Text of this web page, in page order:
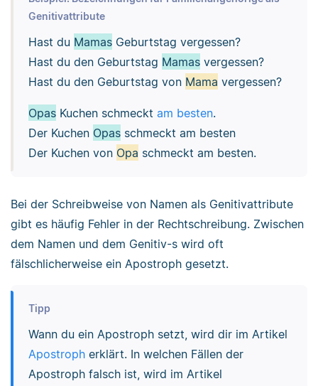
Genitivattribute
Hast du MamasGeburtstag vergessen?
Hast du den Geburtstag Mamasvergessen?
Hast du den Geburtstag von Mama vergessen?
OpasKuchen schmeckt am besten.
Der Kuchen Opasschmeckt am besten
Der Kuchen von Opa schmeckt am besten.
Bei der Schreibweise von Namen als Genitivattribute
gibt es häufig Fehler in der Rechtschreibung. Zwischen
dem Namen und dem Genitiv-s wird oft
fälschlicherweise ein Apostroph gesetzt.
Tipp
Wann du ein Apostroph setzt, wird dir im Artikel
Apostropherklärt. In welchen Fällen der
Apostroph falsch ist, wird im Artikel